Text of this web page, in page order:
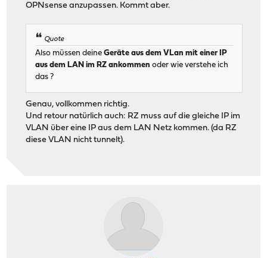
OPNsense anzupassen. Kommt aber.
Quote
Also müssen deineGeräte aus dem VLan mit einer IP
aus dem LAN im RZ ankommen oder wie verstehe ich
das ?
Genau, vollkommen richtig.
Und retour natürlich auch: RZ muss auf die gleiche IP im
VLAN über eine IP aus dem LAN Netz kommen. (da RZ
diese VLAN nicht tunnelt).